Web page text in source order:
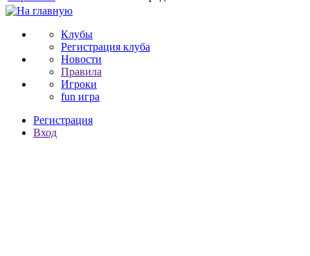
Клубы
Регистрация клуба
Новости
Правила
Игроки
fun игра
Регистрация
Вход